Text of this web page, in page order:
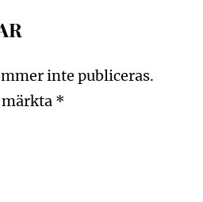
inte publiceras.
*